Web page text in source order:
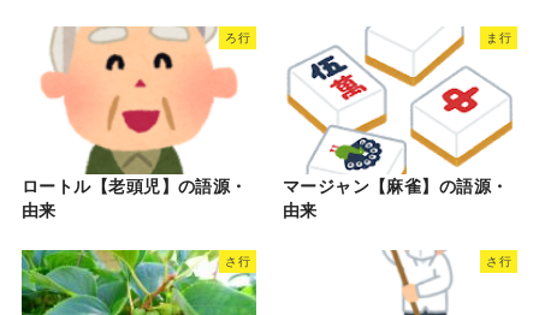
ろ行
ロートル【老頭児】の語源・
由来
ま行
マージャン【麻雀】の語源・
由来
さ行 さ行